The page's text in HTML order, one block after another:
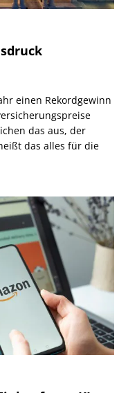
einen Rekordgewinn
das aus, der
das alles für die